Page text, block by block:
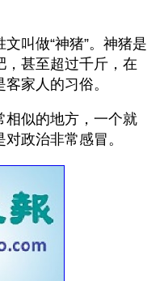
叫做“神猪”。神猪是
，甚至超过千斤，在
家人的习俗。
相似的地方，一个就
政治非常感冒。